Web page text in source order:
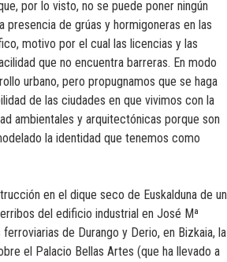
por lo visto, no se puede poner ningún
de grúas y hormigoneras en las
motivo por el cual las licencias y las
que no encuentra barreras. En modo
urbano, pero propugnamos que se haga
de las ciudades en que vivimos con la
ambientales y arquitectónicas porque son
la identidad que tenemos como
en el dique seco de Euskalduna de un
del edificio industrial en José Mª
de Durango y Derio, en Bizkaia, la
el Palacio Bellas Artes (que ha llevado a